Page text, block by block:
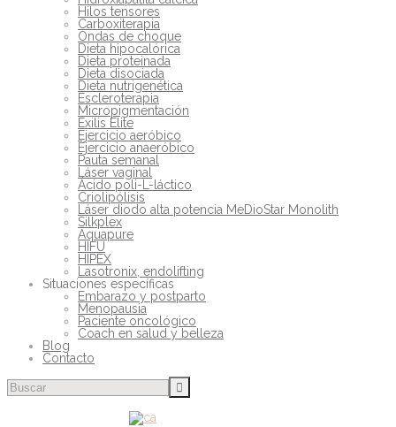
Hilos tensores
Carboxiterapia
Ondas de choque
Dieta hipocalórica
Dieta proteinada
Dieta disociada
Dieta nutrigenética
Escleroterapia
Micropigmentación
Exilis Elite
Ejercicio aeróbico
Ejercicio anaeróbico
Pauta semanal
Láser vaginal
Ácido poli-L-láctico
Criolipólisis
Láser diodo alta potencia MeDioStar Monolith
Silkplex
Aquapure
HIFU
HIPEX
Lasotronix, endolifting
Situaciones específicas
Embarazo y postparto
Menopausia
Paciente oncológico
Coach en salud y belleza
Blog
Contacto